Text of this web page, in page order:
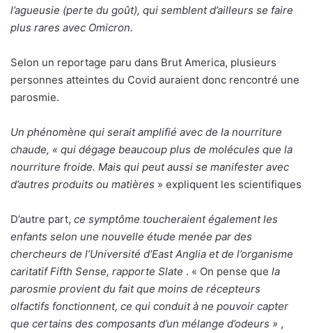
l’agueusie (perte du goût), qui semblent d’ailleurs se faire
plus rares avec Omicron.
Selon un reportage paru dans Brut America, plusieurs
personnes atteintes du Covid auraient donc rencontré une
parosmie.
Un phénomène qui serait amplifié avec de la nourriture
chaude, « qui dégage beaucoup plus de molécules que la
nourriture froide. Mais qui peut aussi se manifester avec
d’autres produits ou matières » expliquent les scientifiques
D’autre part, ce symptôme toucheraient également les
enfants selon une nouvelle étude menée par des
chercheurs de l’Université d’East Anglia et de l’organisme
caritatif Fifth Sense, rapporte Slate . « On pense que la
parosmie provient du fait que moins de récepteurs
olfactifs fonctionnent, ce qui conduit à ne pouvoir capter
que certains des composants d’un mélange d’odeurs » ,